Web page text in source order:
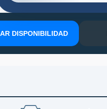
DISPONIBILIDAD